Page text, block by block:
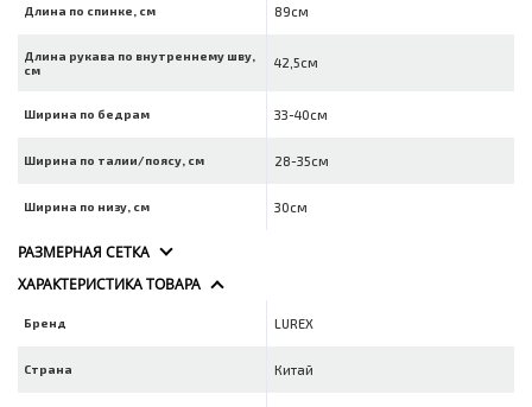
Длина по спинке, см 89см
Длина рукава по внутреннему шву,
см
42,5см
Ширина по бедрам 33-40см
Ширина по талии/поясу, см 28-35см
Ширина по низу, см 30см
РАЗМЕРНАЯ СЕТКА
ХАРАКТЕРИСТИКА ТОВАРА
Бренд LUREX
Страна Китай